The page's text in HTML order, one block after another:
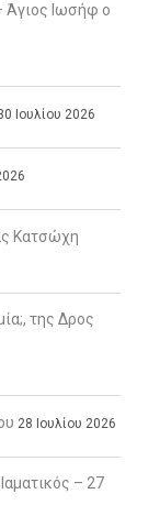
Άγιος Ιωσήφ ο
Ιουλίου 2026
Κατσώχη
της Δρος
28 Ιουλίου 2026
– 27